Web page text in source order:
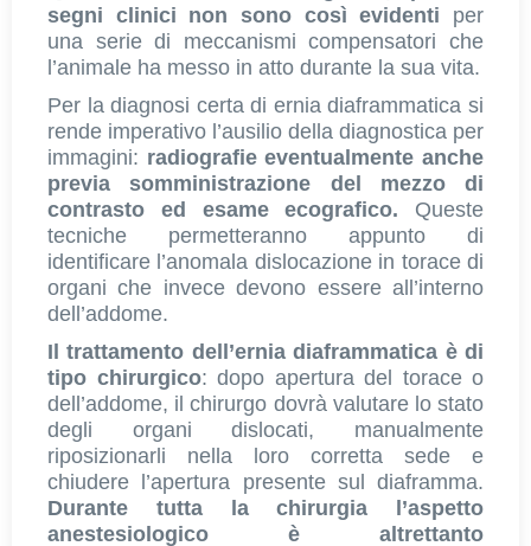
segni clinici non sono così evidenti per
una serie di meccanismi compensatori che
l’animale ha messo in atto durante la sua vita.
Per la diagnosi certa di ernia diaframmatica si
rende imperativo l’ausilio della diagnostica per
immagini: radiografie eventualmente anche
previa somministrazione del mezzo di
contrasto ed esame ecografico. Queste
tecniche permetteranno appunto di
identificare l’anomala dislocazione in torace di
organi che invece devono essere all’interno
dell’addome.
Il trattamento dell’ernia diaframmatica è di
tipo chirurgico: dopo apertura del torace o
dell’addome, il chirurgo dovrà valutare lo stato
degli organi dislocati, manualmente
riposizionarli nella loro corretta sede e
chiudere l’apertura presente sul diaframma.
Durante tutta la chirurgia l’aspetto
anestesiologico è altrettanto